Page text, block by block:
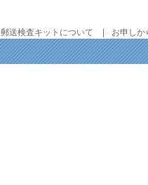
郵送検査キットについて お申しか